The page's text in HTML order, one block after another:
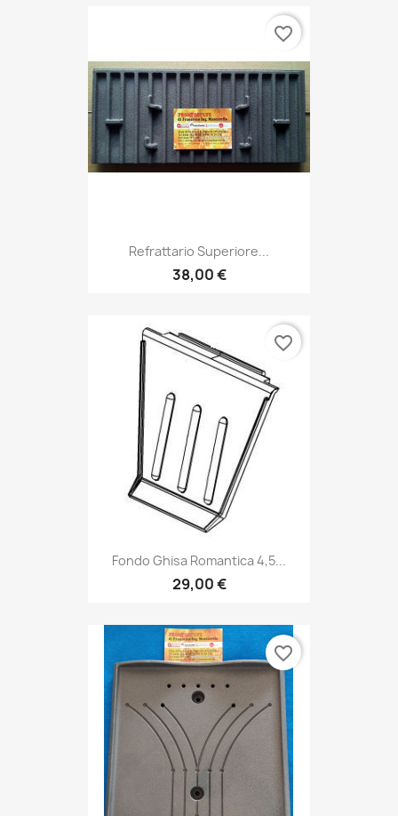
Refrattario Superiore...
38,00 €
favorite_border
Fondo Ghisa Romantica 4,5...
29,00 €
favorite_border
favorite_border